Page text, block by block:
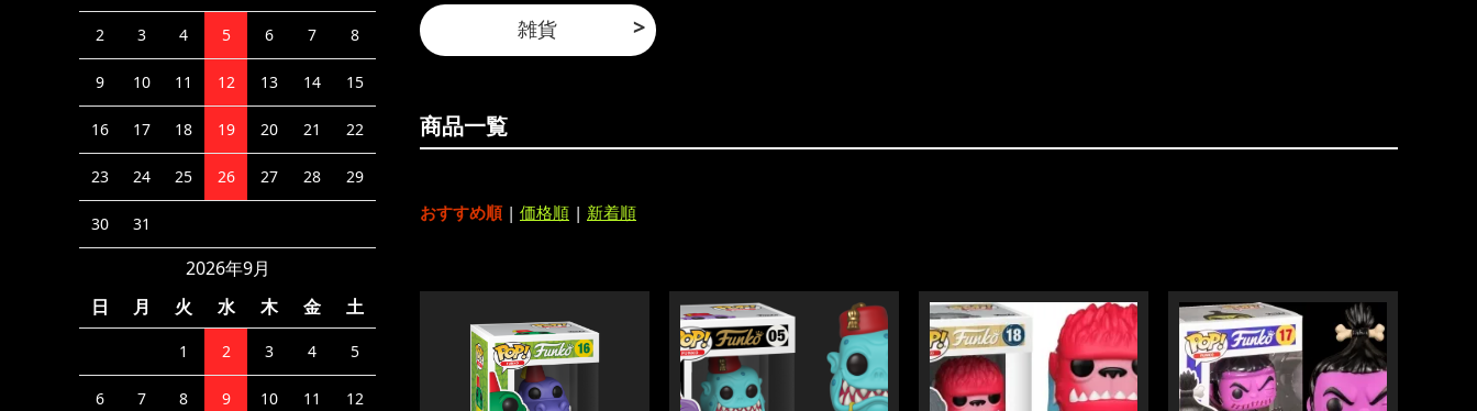
2 3 4 5 6 7 8
9 10 11 12 13 14 15
16 17 18 19 20 21 22
23 24 25 26 27 28 29
30 31
2026年9月
日
月 火 水 木 金 土
1 2 3 4 5
6 7 8 9 10 11 12
雑貨
商品一覧
おすすめ順| 価格順 | 新着順